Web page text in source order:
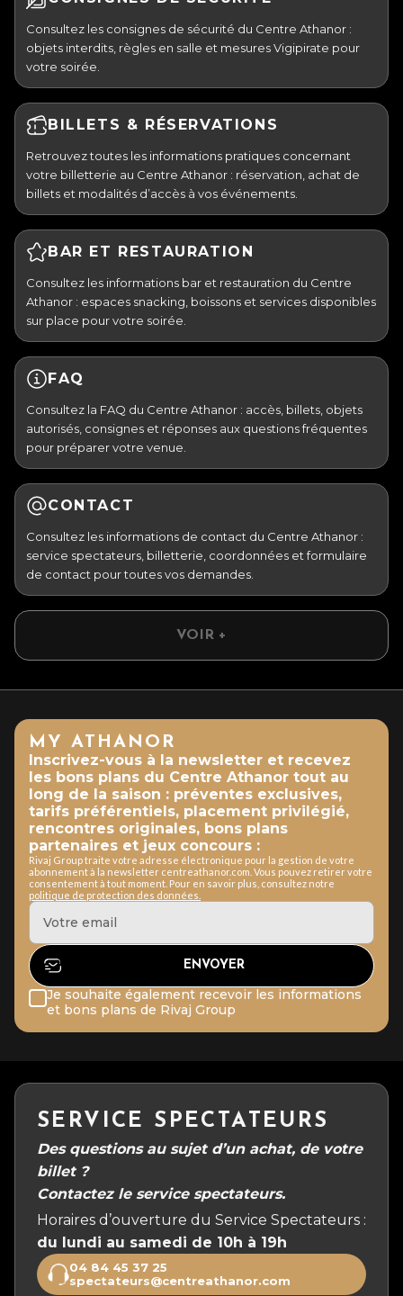
Consultez les consignes de sécurité du Centre Athanor :
objets interdits, règles en salle et mesures Vigipirate pour
votre soirée.
BILLETS & RÉSERVATIONS
Retrouvez toutes les informations pratiques concernant
votre billetterie au Centre Athanor : réservation, achat de
billets et modalités d’accès à vos événements.
BAR ET RESTAURATION
Consultez les informations bar et restauration du Centre
Athanor : espaces snacking, boissons et services disponibles
sur place pour votre soirée.
FAQ
Consultez la FAQ du Centre Athanor : accès, billets, objets
autorisés, consignes et réponses aux questions fréquentes
pour préparer votre venue.
CONTACT
Consultez les informations de contact du Centre Athanor :
service spectateurs, billetterie, coordonnées et formulaire
de contact pour toutes vos demandes.
VOIR +
MY ATHANOR
Inscrivez-vous à la newsletter et recevez
les bons plans du Centre Athanor tout au
long de la saison : préventes exclusives,
tarifs préférentiels, placement privilégié,
rencontres originales, bons plans
partenaires et jeux concours :
Rivaj Group traite votre adresse électronique pour la gestion de votre
abonnement à la newsletter centreathanor.com. Vous pouvez retirer votre
consentement à tout moment. Pour en savoir plus, consultez notre
politique de protection des données.
Je souhaite également recevoir les informations
et bons plans de Rivaj Group
SERVICE SPECTATEURS
Des questions au sujet d’un achat, de votre
billet ?
Contactez le service spectateurs.
Horaires d’ouverture du Service Spectateurs :
du lundi au samedi de 10h à 19h
04 84 45 37 25
spectateurs@centreathanor.com